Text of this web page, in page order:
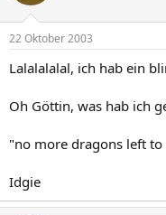
22 Oktober 2003
Lalalalalal, ich hab ein
Oh Göttin, was hab ich
"no more dragons left to
Idgie